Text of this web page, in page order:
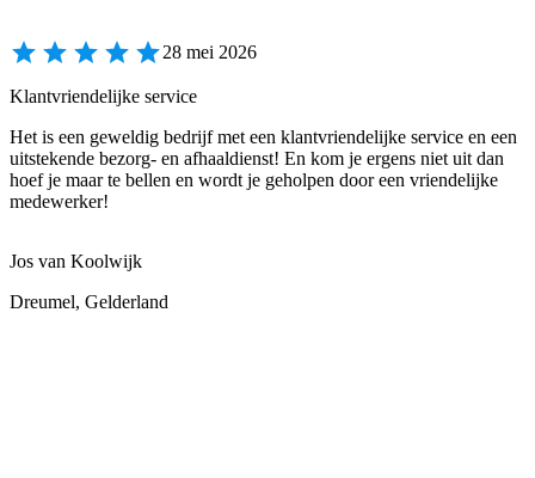
28 mei 2026
Klantvriendelijke service
Het is een geweldig bedrijf met een klantvriendelijke service en een
uitstekende bezorg- en afhaaldienst! En kom je ergens niet uit dan
hoef je maar te bellen en wordt je geholpen door een vriendelijke
medewerker!
Jos van Koolwijk
Dreumel, Gelderland